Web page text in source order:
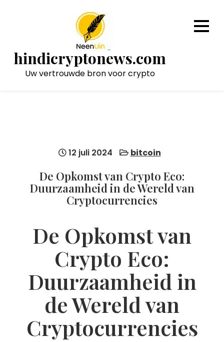
hindicryptonews.com
Uw vertrouwde bron voor crypto
12 juli 2024 bitcoin
De Opkomst van Crypto Eco:
Duurzaamheid in de Wereld van
Cryptocurrencies
De Opkomst van
Crypto Eco:
Duurzaamheid in
de Wereld van
Cryptocurrencies